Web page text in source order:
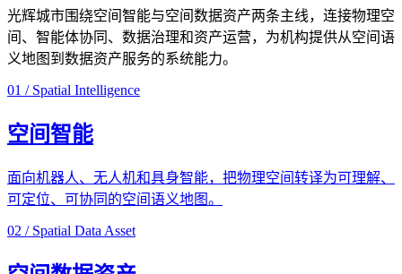
光辉城市围绕空间智能与空间数据资产两条主线，连接物理空
间、智能体协同、数据治理和资产运营，为机构提供从空间语
义地图到数据资产服务的系统能力。
01 / Spatial Intelligence
空间智能
面向机器人、无人机和具身智能，把物理空间转译为可理解、
可定位、可协同的空间语义地图。
02 / Spatial Data Asset